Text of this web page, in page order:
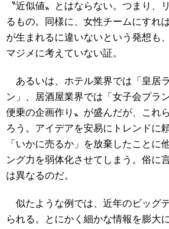
〝近似値〟とはならない。つまり、
るもの。同様に、女性チームにすれ
が生まれるに違いないという発想も
マジメに考えていない証。
あるいは、ホテル業界では「皇居
ン」、居酒屋業界では「女子会プラ
便乗の企画作り〟が盛んだが、これ
ろう。アイデアを安易にトレンドに
「いかに売るか」を放棄したことに
ング力を弱体化させてしまう。俗に
は異なるのだ。
似たような例では、近年のビッグ
られる。とにかく細かな情報を膨大